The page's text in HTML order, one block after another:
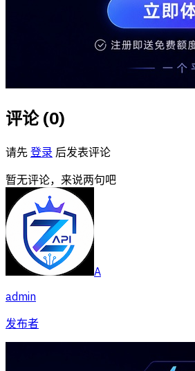
评论 (0)
请先 登录 后发表评论
暂无评论，来说两句吧
A
admin
发布者